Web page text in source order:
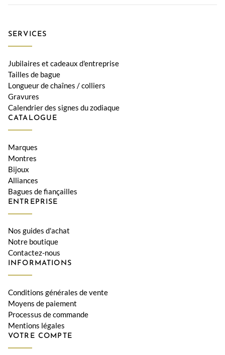
SERVICES
Jubilaires et cadeaux d'entreprise
Tailles de bague
Longueur de chaînes / colliers
Gravures
Calendrier des signes du zodiaque
CATALOGUE
Marques
Montres
Bijoux
Alliances
Bagues de fiançailles
ENTREPRISE
Nos guides d'achat
Notre boutique
Contactez-nous
INFORMATIONS
Conditions générales de vente
Moyens de paiement
Processus de commande
Mentions légales
VOTRE COMPTE